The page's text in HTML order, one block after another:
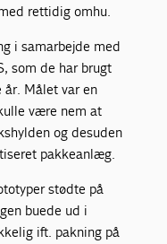
rettidig omhu.
i samarbejde med
som de har brugt
år. Målet var en
være nem at
og desuden
pakkeanlæg.
stødte på
buede ud i
ift. pakning på